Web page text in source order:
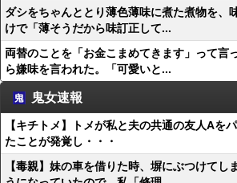
ダシをちゃんととり薄色薄味に煮た煮物を、
けで「薄そうだから味訂正して...
両替のことを「お金こまめてきます」って言
ら嫌味を言われた。「可愛いと...
鬼女速報
【キチトメ】トメが私と夫の共通の友人Aを
たことが発覚し・・・
【毒親】妹の車を借りた時、塀にぶつけてし